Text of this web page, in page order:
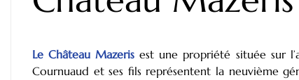
Le Château Mazeris est une propriété située sur
Cournuaud et ses fils représentent la neuvième